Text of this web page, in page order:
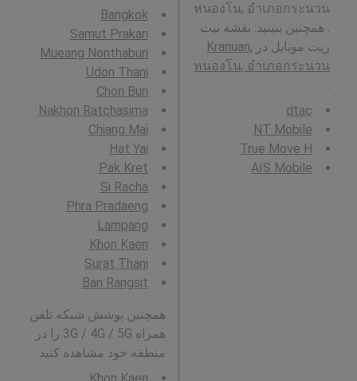
หนองโน, อำเภอกระนวน
. همچنین ببینید: نقشه بیت
ریت موبایل در Kranuan,
หนองโน, อำเภอกระนวน
.
dtac
NT Mobile
True Move H
AIS Mobile
Bangkok
Samut Prakan
Mueang Nonthaburi
Udon Thani
Chon Buri
Nakhon Ratchasima
Chiang Mai
Hat Yai
Pak Kret
Si Racha
Phra Pradaeng
Lampang
Khon Kaen
Surat Thani
Ban Rangsit
همچنین پوشش شبکه تلفن
همراه 3G / 4G / 5G را در
منطقه خود مشاهده کنید: